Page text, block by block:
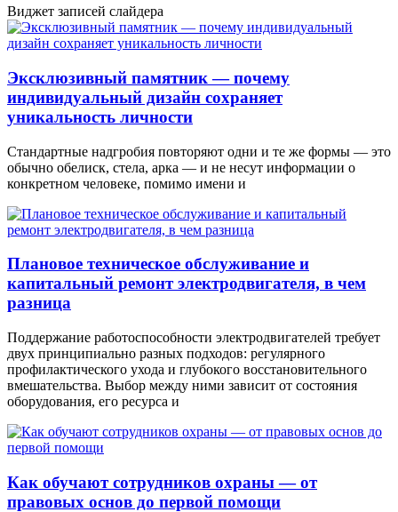
Виджет записей слайдера
Эксклюзивный памятник — почему
индивидуальный дизайн сохраняет
уникальность личности
Стандартные надгробия повторяют одни и те же формы — это
обычно обелиск, стела, арка — и не несут информации о
конкретном человеке, помимо имени и
Плановое техническое обслуживание и
капитальный ремонт электродвигателя, в чем
разница
Поддержание работоспособности электродвигателей требует
двух принципиально разных подходов: регулярного
профилактического ухода и глубокого восстановительного
вмешательства. Выбор между ними зависит от состояния
оборудования, его ресурса и
Как обучают сотрудников охраны — от
правовых основ до первой помощи